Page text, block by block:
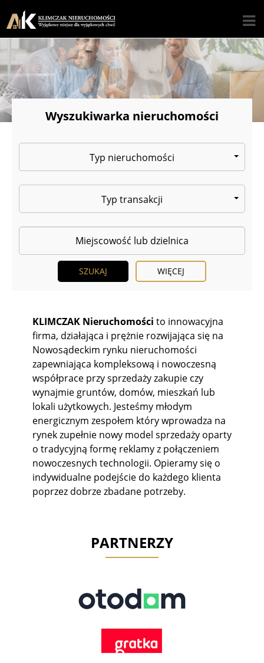
Wyszukiwarka nieruchomości
Typ nieruchomości
Typ transakcji
WIĘCEJ
KLIMCZAK Nieruchomości to innowacyjna
firma, działająca i prężnie rozwijająca się na
Nowosądeckim rynku nieruchomości
zapewniająca kompleksową i nowoczesną
współprace przy sprzedaży zakupie czy
wynajmie gruntów, domów, mieszkań lub
lokali użytkowych. Jesteśmy młodym
energicznym zespołem który wprowadza na
rynek zupełnie nowy model sprzedaży oparty
o tradycyjną formę reklamy z połączeniem
nowoczesnych technologii. Opieramy się o
indywidualne podejście do każdego klienta
poprzez dobrze zbadane potrzeby.
PARTNERZY